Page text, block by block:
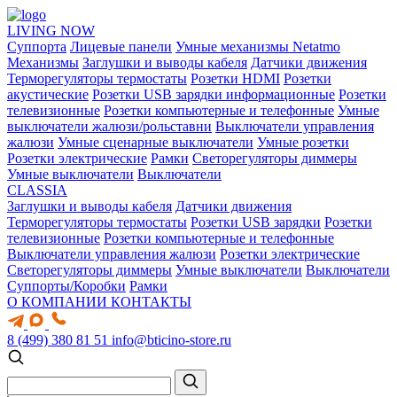
LIVING NOW
Суппорта Лицевые панели Умные механизмы Netatmo
Механизмы Заглушки и выводы кабеля Датчики движения
Терморегуляторы термостаты Розетки HDMI Розетки
акустические Розетки USB зарядки информационные Розетки
телевизионные Розетки компьютерные и телефонные Умные
выключатели жалюзи/рольставни Выключатели управления
жалюзи Умные сценарные выключатели Умные розетки
Розетки электрические Рамки Светорегуляторы диммеры
Умные выключатели Выключатели
CLASSIA
Заглушки и выводы кабеля Датчики движения
Терморегуляторы термостаты Розетки USB зарядки Розетки
телевизионные Розетки компьютерные и телефонные
Выключатели управления жалюзи Розетки электрические
Светорегуляторы диммеры Умные выключатели Выключатели
Суппорты/Коробки Рамки
О КОМПАНИИ КОНТАКТЫ
8 (499) 380 81 51 info@bticino-store.ru